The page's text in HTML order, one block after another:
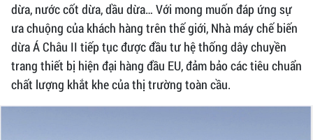
dừa, nước cốt dừa, dầu dừa… Với mong muốn đáp ứng sự
ưa chuộng của khách hàng trên thế giới, Nhà máy chế biến
dừa Á Châu II tiếp tục được đầu tư hệ thống dây chuyền
trang thiết bị hiện đại hàng đầu EU, đảm bảo các tiêu chuẩn
chất lượng khắt khe của thị trường toàn cầu.